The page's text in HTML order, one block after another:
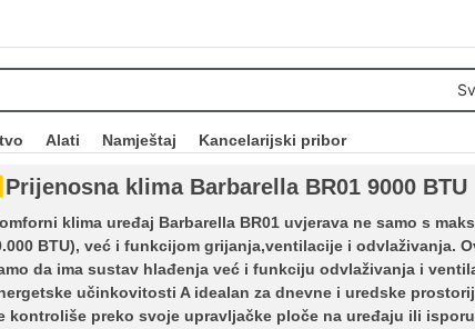
Alati Namještaj Kancelarijski pribor
Prijenosna klima Barbarella BR01 9000 BTU
klima uređaj Barbarella BR01 uvjerava ne samo s
BTU), već i funkcijom grijanja,ventilacije i odvlaživanja.
da ima sustav hlađenja već i funkciju odvlaživanja i
učinkovitosti A idealan za dnevne i uredske
kontroliše preko svoje upravljačke ploče na uređaju ili